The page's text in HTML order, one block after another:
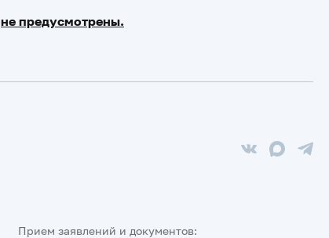
не предусмотрены.
Прием заявлений и документов: